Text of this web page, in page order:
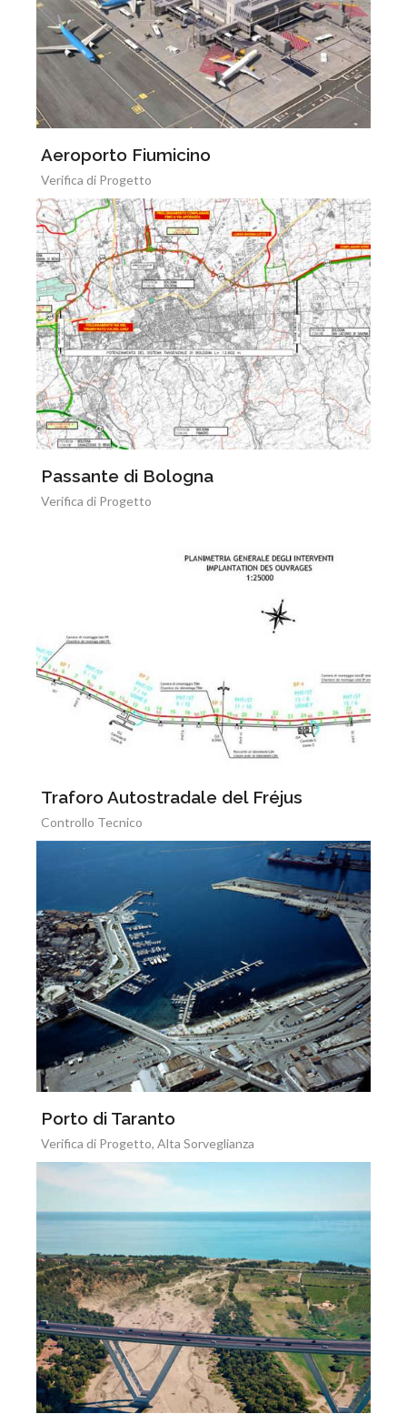
Aeroporto Fiumicino
Verifica di Progetto
Passante di Bologna
Verifica di Progetto
Traforo Autostradale del Fréjus
Controllo Tecnico
Porto di Taranto
Verifica di Progetto, Alta Sorveglianza